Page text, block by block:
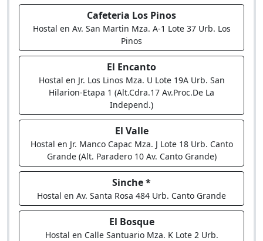
Cafeteria Los Pinos
Hostal en Av. San Martin Mza. A-1 Lote 37 Urb. Los
Pinos
El Encanto
Hostal en Jr. Los Linos Mza. U Lote 19A Urb. San
Hilarion-Etapa 1 (Alt.Cdra.17 Av.Proc.De La
Independ.)
El Valle
Hostal en Jr. Manco Capac Mza. J Lote 18 Urb. Canto
Grande (Alt. Paradero 10 Av. Canto Grande)
Sinche *
Hostal en Av. Santa Rosa 484 Urb. Canto Grande
El Bosque
Hostal en Calle Santuario Mza. K Lote 2 Urb.